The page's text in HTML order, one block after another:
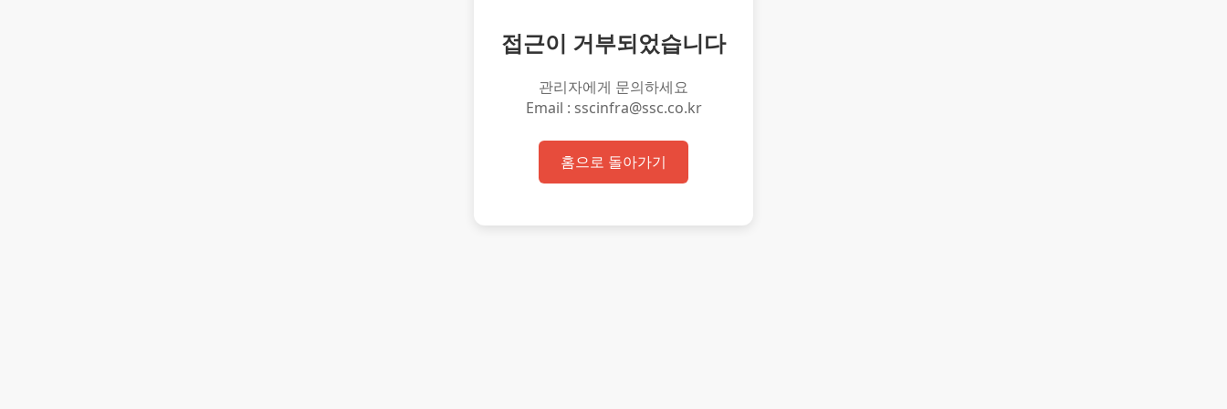
접근이 거부되었습니다
관리자에게 문의하세요
Email : sscinfra@ssc.co.kr
홈으로 돌아가기